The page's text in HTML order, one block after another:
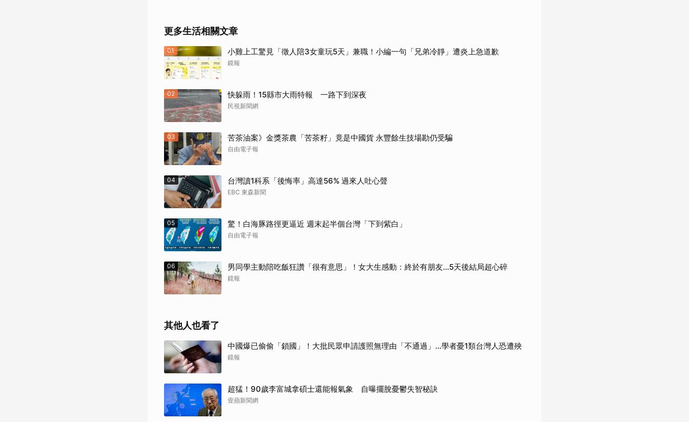
更多生活相關文章
01 小雞上工驚見「徵人陪3女童玩5天」兼職！小編一句「兄弟冷靜」遭炎上急道歉
鏡報
02 快躲雨！15縣市大雨特報 一路下到深夜
民視新聞網
03 苦茶油案》金獎茶農「苦茶籽」竟是中國貨 永豐餘生技場勘仍受騙
自由電子報
04 台灣讀1科系「後悔率」高達56% 過來人吐心聲
EBC 東森新聞
05 驚！白海豚路徑更逼近 週末起半個台灣「下到紫白」
自由電子報
06 男同學主動陪吃飯狂讚「很有意思」！女大生感動：終於有朋友…5天後結局超心碎
鏡報
其他人也看了
中國爆已偷偷「鎖國」！大批民眾申請護照無理由「不通過」...學者憂1類台灣人恐遭殃
鏡報
超猛！90歲李富城拿碩士還能報氣象 自曝擺脫憂鬱失智秘訣
壹蘋新聞網